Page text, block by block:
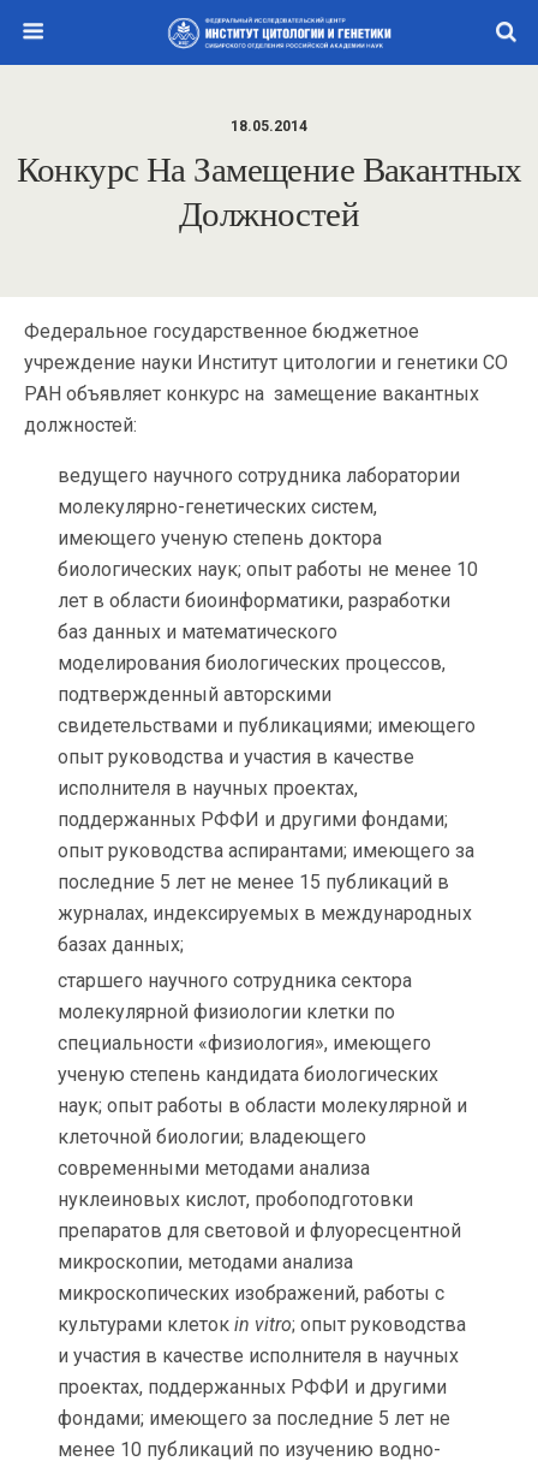
18.05.2014
Конкурс На Замещение Вакантных
Должностей
Федеральное государственное бюджетное
учреждение науки Институт цитологии и генетики СО
РАН объявляет конкурс на замещение вакантных
должностей:
ведущего научного сотрудника лаборатории
молекулярно-генетических систем,
имеющего ученую степень доктора
биологических наук; опыт работы не менее 10
лет в области биоинформатики, разработки
баз данных и математического
моделирования биологических процессов,
подтвержденный авторскими
свидетельствами и публикациями; имеющего
опыт руководства и участия в качестве
исполнителя в научных проектах,
поддержанных РФФИ и другими фондами;
опыт руководства аспирантами; имеющего за
последние 5 лет не менее 15 публикаций в
журналах, индексируемых в международных
базах данных;
старшего научного сотрудника сектора
молекулярной физиологии клетки по
специальности «физиология», имеющего
ученую степень кандидата биологических
наук; опыт работы в области молекулярной и
клеточной биологии; владеющего
современными методами анализа
нуклеиновых кислот, пробоподготовки
препаратов для световой и флуоресцентной
микроскопии, методами анализа
микроскопических изображений, работы с
культурами клетокin vitro; опыт руководства
и участия в качестве исполнителя в научных
проектах, поддержанных РФФИ и другими
фондами; имеющего за последние 5 лет не
менее 10 публикаций по изучению водно-